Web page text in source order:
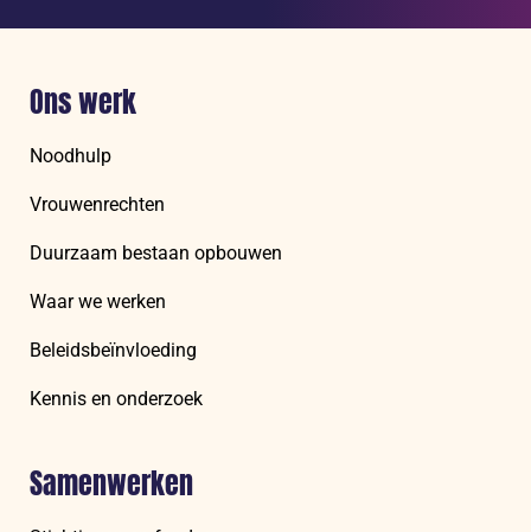
Ons werk
Noodhulp
Vrouwenrechten
Duurzaam bestaan opbouwen
Waar we werken
Beleidsbeïnvloeding
Kennis en onderzoek
Samenwerken